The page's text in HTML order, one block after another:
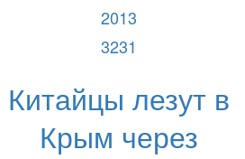
2013
3231
Китайцы лезут в
Крым через